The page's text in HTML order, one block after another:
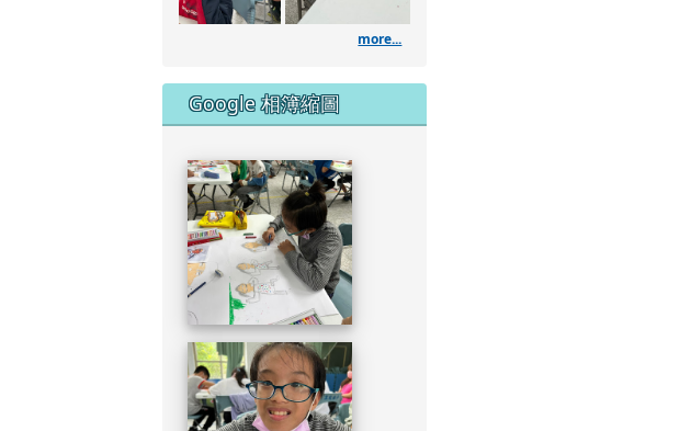
DSC_1953.JPG
DSC_1951.JPG
DSC_1949.JPG
more...
Google 相簿縮圖